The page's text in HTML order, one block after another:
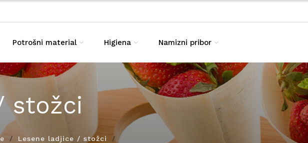
Potrošni material Higiena Namizni pribor
stožci
Lesene ladjice / stožci